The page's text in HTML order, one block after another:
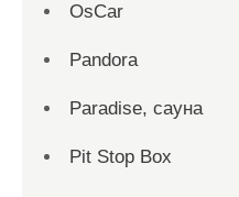
OsCar
Pandora
Paradise, сауна
Pit Stop Box